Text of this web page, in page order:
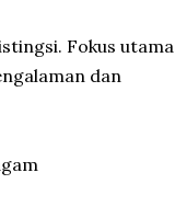
Fokus utama
dan